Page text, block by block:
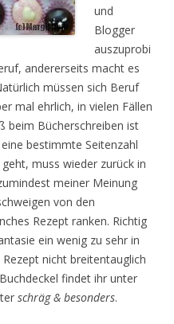
und
Blogger
auszuprobi
andererseits macht es
müssen sich Beruf
mal ehrlich, in vielen Fällen
beim Bücherschreiben ist
bestimmte Seitenzahl
muss wieder zurück in
meiner Meinung
von den
Rezept ranken. Richtig
ein wenig zu sehr in
nicht breitentauglich
findet ihr unter
schräg & besonders.